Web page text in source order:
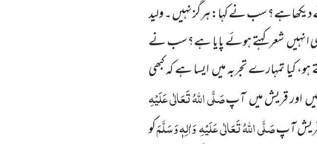
دیکھاہے؟ سب نے کہا: ہرگز نہیں ۔ ولید
انہیں شعر کہتے ہوئے پایا ہے؟سب نے
کیا تمہارے تجربہ میں ایسا ہے کہ کبھی
اور قریش میں آپصَلَّی اللّٰہُ تَعَالٰی عَلَیْہِ
قریش آپصَلَّی اللّٰہُ تَعَالٰی عَلَیْہِوَاٰلِہٖ وَسَلَّمَکو